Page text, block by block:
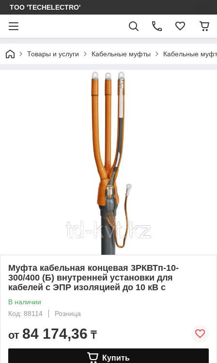
ТОО 'TECHELECTRO'
Товары и услуги Кабельные муфты Кабельные
Муфта кабельная концевая 3РКВТп-10-
300/400 (Б) внутренней установки для
кабелей с ЭПР изоляцией до 10 кВ с
В наличии
Код: 88114
Розница
от 84 174,36 ₸
Купить